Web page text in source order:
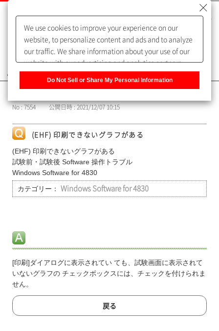
よくあるご質問（FAQ）
No : 7554 公開日時 : 2021/12/07 10:15
(EHF) 印刷できないグラフがある
(EHF) 印刷できないグラフがある
試験前・試験後 Software 操作トラブル
Windows Software for 4830
カテゴリー： Windows Software for 4830
[印刷]ダイアログに表示されてい ても、試験画面に表示されて
いないグラフの チェックボックスには、チェックを付けられま
せん。
戻る
We use cookies to improve your experience on our
website, to personalize content and ads and to analyze
our traffic. We share information about your use of our
website with our advertising and analytics partners,
of our sharing information about you with our partners.
Information] to customize your cookie settings on our
Do Not Sell or Share My Personal Information